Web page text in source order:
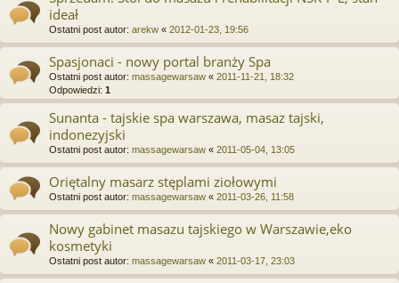
ideał
Ostatni post autor: arekw « 2012-01-23, 19:56
Spasjonaci - nowy portal branży Spa
Ostatni post autor: massagewarsaw « 2011-11-21, 18:32
Odpowiedzi: 1
Sunanta - tajskie spa warszawa, masaz tajski,
indonezyjski
Ostatni post autor: massagewarsaw « 2011-05-04, 13:05
Oriętalny masarz stęplami ziołowymi
Ostatni post autor: massagewarsaw « 2011-03-26, 11:58
Nowy gabinet masazu tajskiego w Warszawie,eko
kosmetyki
Ostatni post autor: massagewarsaw « 2011-03-17, 23:03